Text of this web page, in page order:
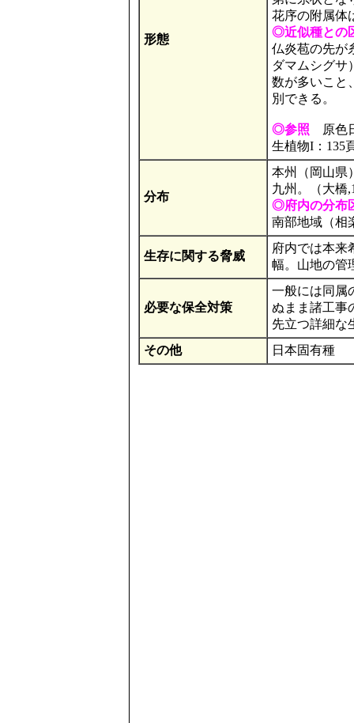
形態
花序の附属体
◎近似種との
仏炎苞の先が
ダマムシグサ
数が多いこと
別できる。
◎参照 原色
生植物I：135
分布
本州（岡山県
九州。（大橋
◎府内の分布
南部地域（相
生存に関する脅威
府内では本来
幅。山地の管
必要な保全対策
一般には同属
ぬまま諸工事
先立つ詳細な
その他
日本固有種